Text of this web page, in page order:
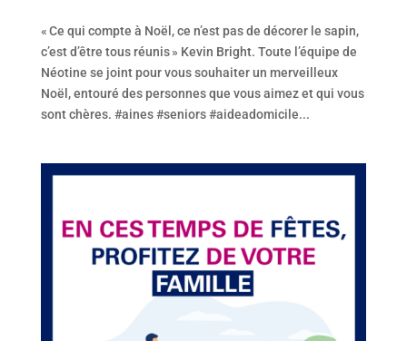
« Ce qui compte à Noël, ce n’est pas de décorer le sapin,
c’est d’être tous réunis » Kevin Bright. Toute l’équipe de
Néotine se joint pour vous souhaiter un merveilleux
Noël, entouré des personnes que vous aimez et qui vous
sont chères. #aines #seniors #aideadomicile...